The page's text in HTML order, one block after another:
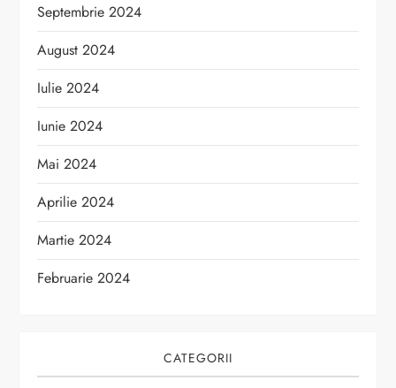
Septembrie 2024
August 2024
Iulie 2024
Iunie 2024
Mai 2024
Aprilie 2024
Martie 2024
Februarie 2024
CATEGORII